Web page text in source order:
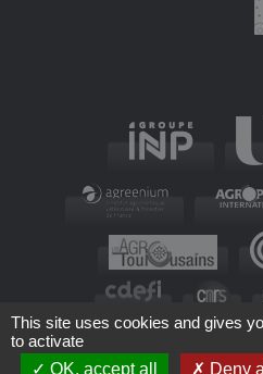
This site uses cookies and gives
to activate
OK, accept all
Deny